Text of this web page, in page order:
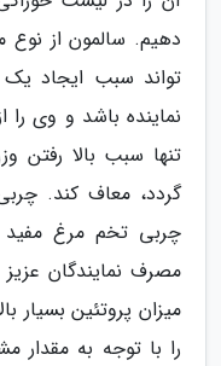
دهیم. سالمون از
تواند سبب ایجاد
نماینده باشد و وی را
تنها سبب بالا رفتن
گردد، معاف کند.
چربی تخم مرغ
مصرف نمایندگان
میزان پروتئین بسیار
را با توجه به